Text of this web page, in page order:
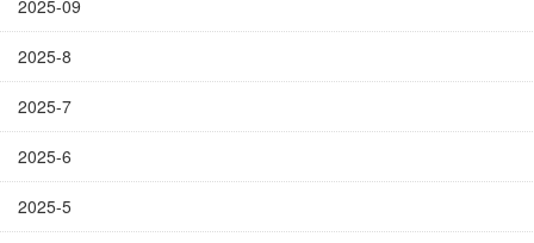
2025-09
2025-8
2025-7
2025-6
2025-5